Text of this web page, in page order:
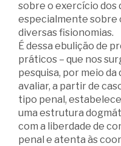
sobre o exercício dos
especialmente sobre
diversas fisionomias.
É dessa ebulição de
práticos – que nos
pesquisa, por meio
avaliar, a partir de
tipo penal,
uma estrutura
com a liberdade de
penal e atenta às